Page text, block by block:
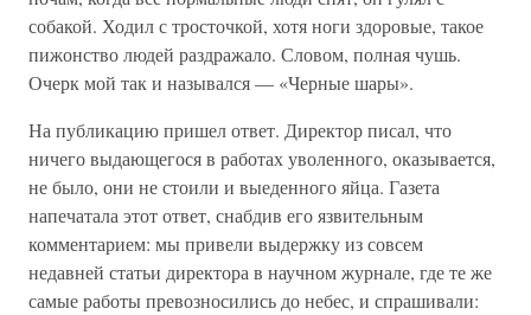
собакой. Ходил с тросточкой, хотя ноги здоровые, такое
пижонство людей раздражало. Словом, полная чушь.
Очерк мой так и назывался — «Черные шары».
На публикацию пришел ответ. Директор писал, что
ничего выдающегося в работах уволенного, оказывается,
не было, они не стоили и выеденного яйца. Газета
напечатала этот ответ, снабдив его язвительным
комментарием: мы привели выдержку из совсем
недавней статьи директора в научном журнале, где те же
самые работы превозносились до небес, и спрашивали: